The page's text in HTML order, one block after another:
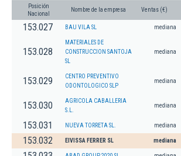
Posición
Nacional
Nombre de la empresa Ventas (€)
153.027 BAU VILA SL mediana
153.028
MATERIALES DE
CONSTRUCCION SANTOJA
SL
mediana
153.029
CENTRO PREVENTIVO
ODONTOLOGICO SLP
mediana
153.030
AGRICOLA CABALLERIA
S.L.
mediana
153.031 NUEVA TORRETA SL. mediana
153.032 EIVISSA FERRER SL mediana